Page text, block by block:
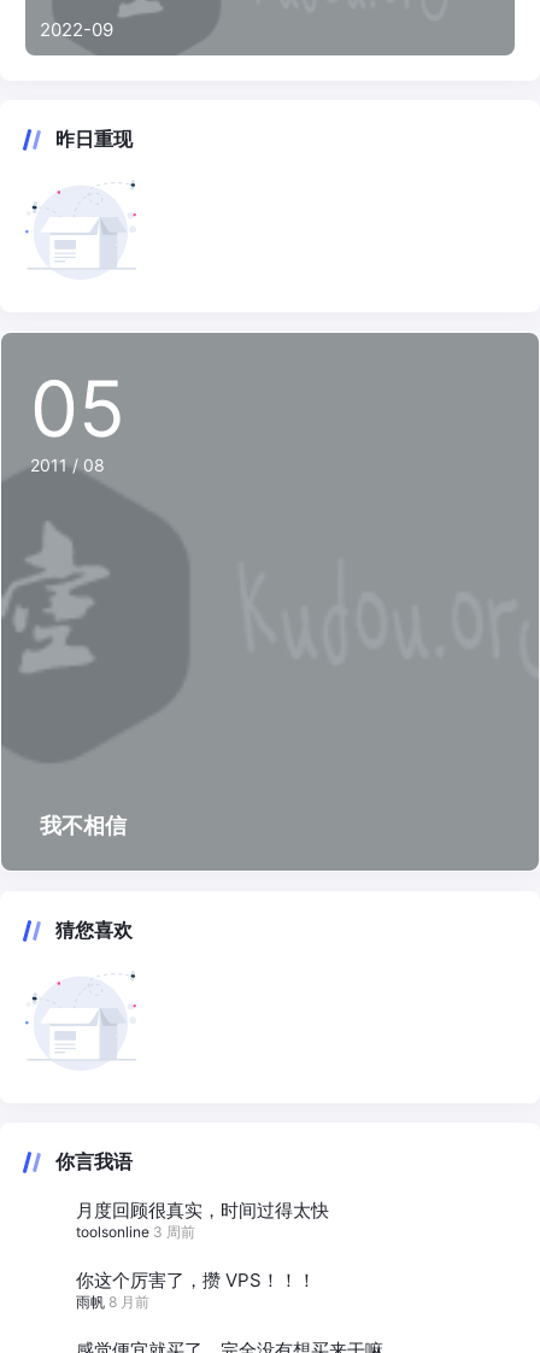
2022-09
昨日重现
我不相信
05
2011 / 08
猜您喜欢
你言我语
月度回顾很真实，时间过得太快
toolsonline 3 周前
你这个厉害了，攒 VPS！！！
雨帆 8 月前